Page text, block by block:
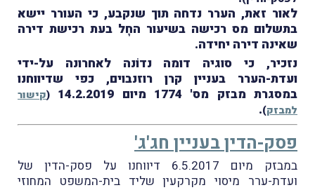
לאור זאת, הערר נדחה תוך שנקבע, כי העורר יישא
בתשלום מס רכישה בשיעור החָל בעת רכישת דירה
שאינה דירה יחידה.
נזכיר, כי סוגיה דומה נדוֹנה לאחרונה על-ידי
ועדת-הערר בעניין קרן רוזנבוים, כפי שדיווחנו
במסגרת מבזק מס' 1774 מיום 14.2.2019
(קישור
למבזק)
.
פסק-הדין בעניין חג'ג'
במבזק מיום 6.5.2017 דיווחנו על פסק-הדין של
ועדת-ערר מיסוי מקרקעין שליד בית-המשפט המחוזי